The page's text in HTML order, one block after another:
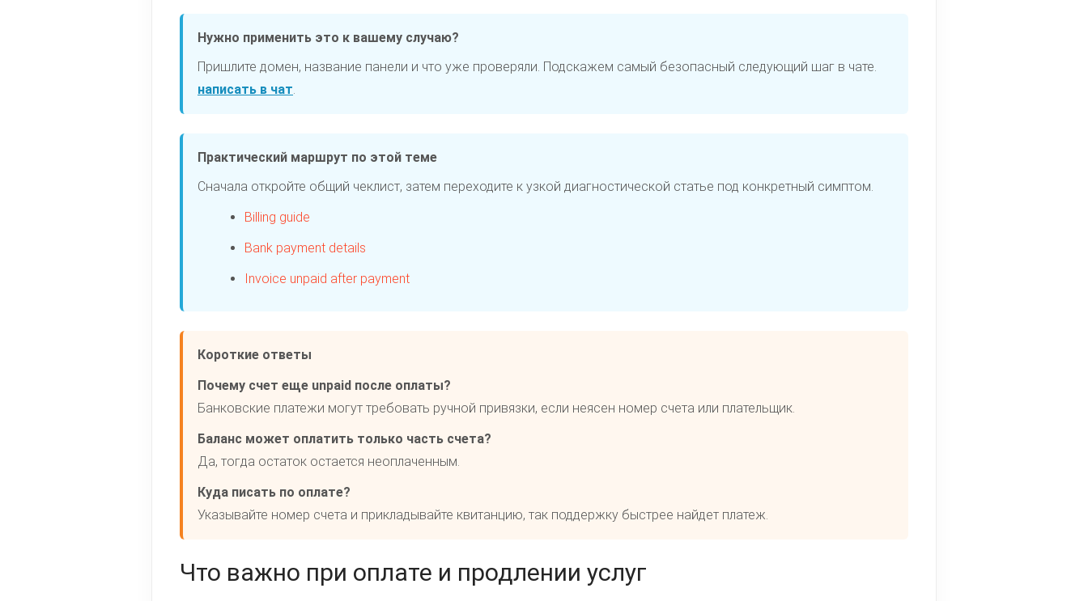
Нужно применить это к вашему случаю?
Пришлите домен, название панели и что уже проверяли. Подскажем самый безопасный следующий шаг в чате.
написать в чат.
Практический маршрут по этой теме
Сначала откройте общий чеклист, затем переходите к узкой диагностической статье под конкретный симптом.
Billing guide
Bank payment details
Invoice unpaid after payment
Короткие ответы
Почему счет еще unpaid после оплаты?
Банковские платежи могут требовать ручной привязки, если неясен номер счета или плательщик.
Баланс может оплатить только часть счета?
Да, тогда остаток остается неоплаченным.
Куда писать по оплате?
Указывайте номер счета и прикладывайте квитанцию, так поддержку быстрее найдет платеж.
Что важно при оплате и продлении услуг